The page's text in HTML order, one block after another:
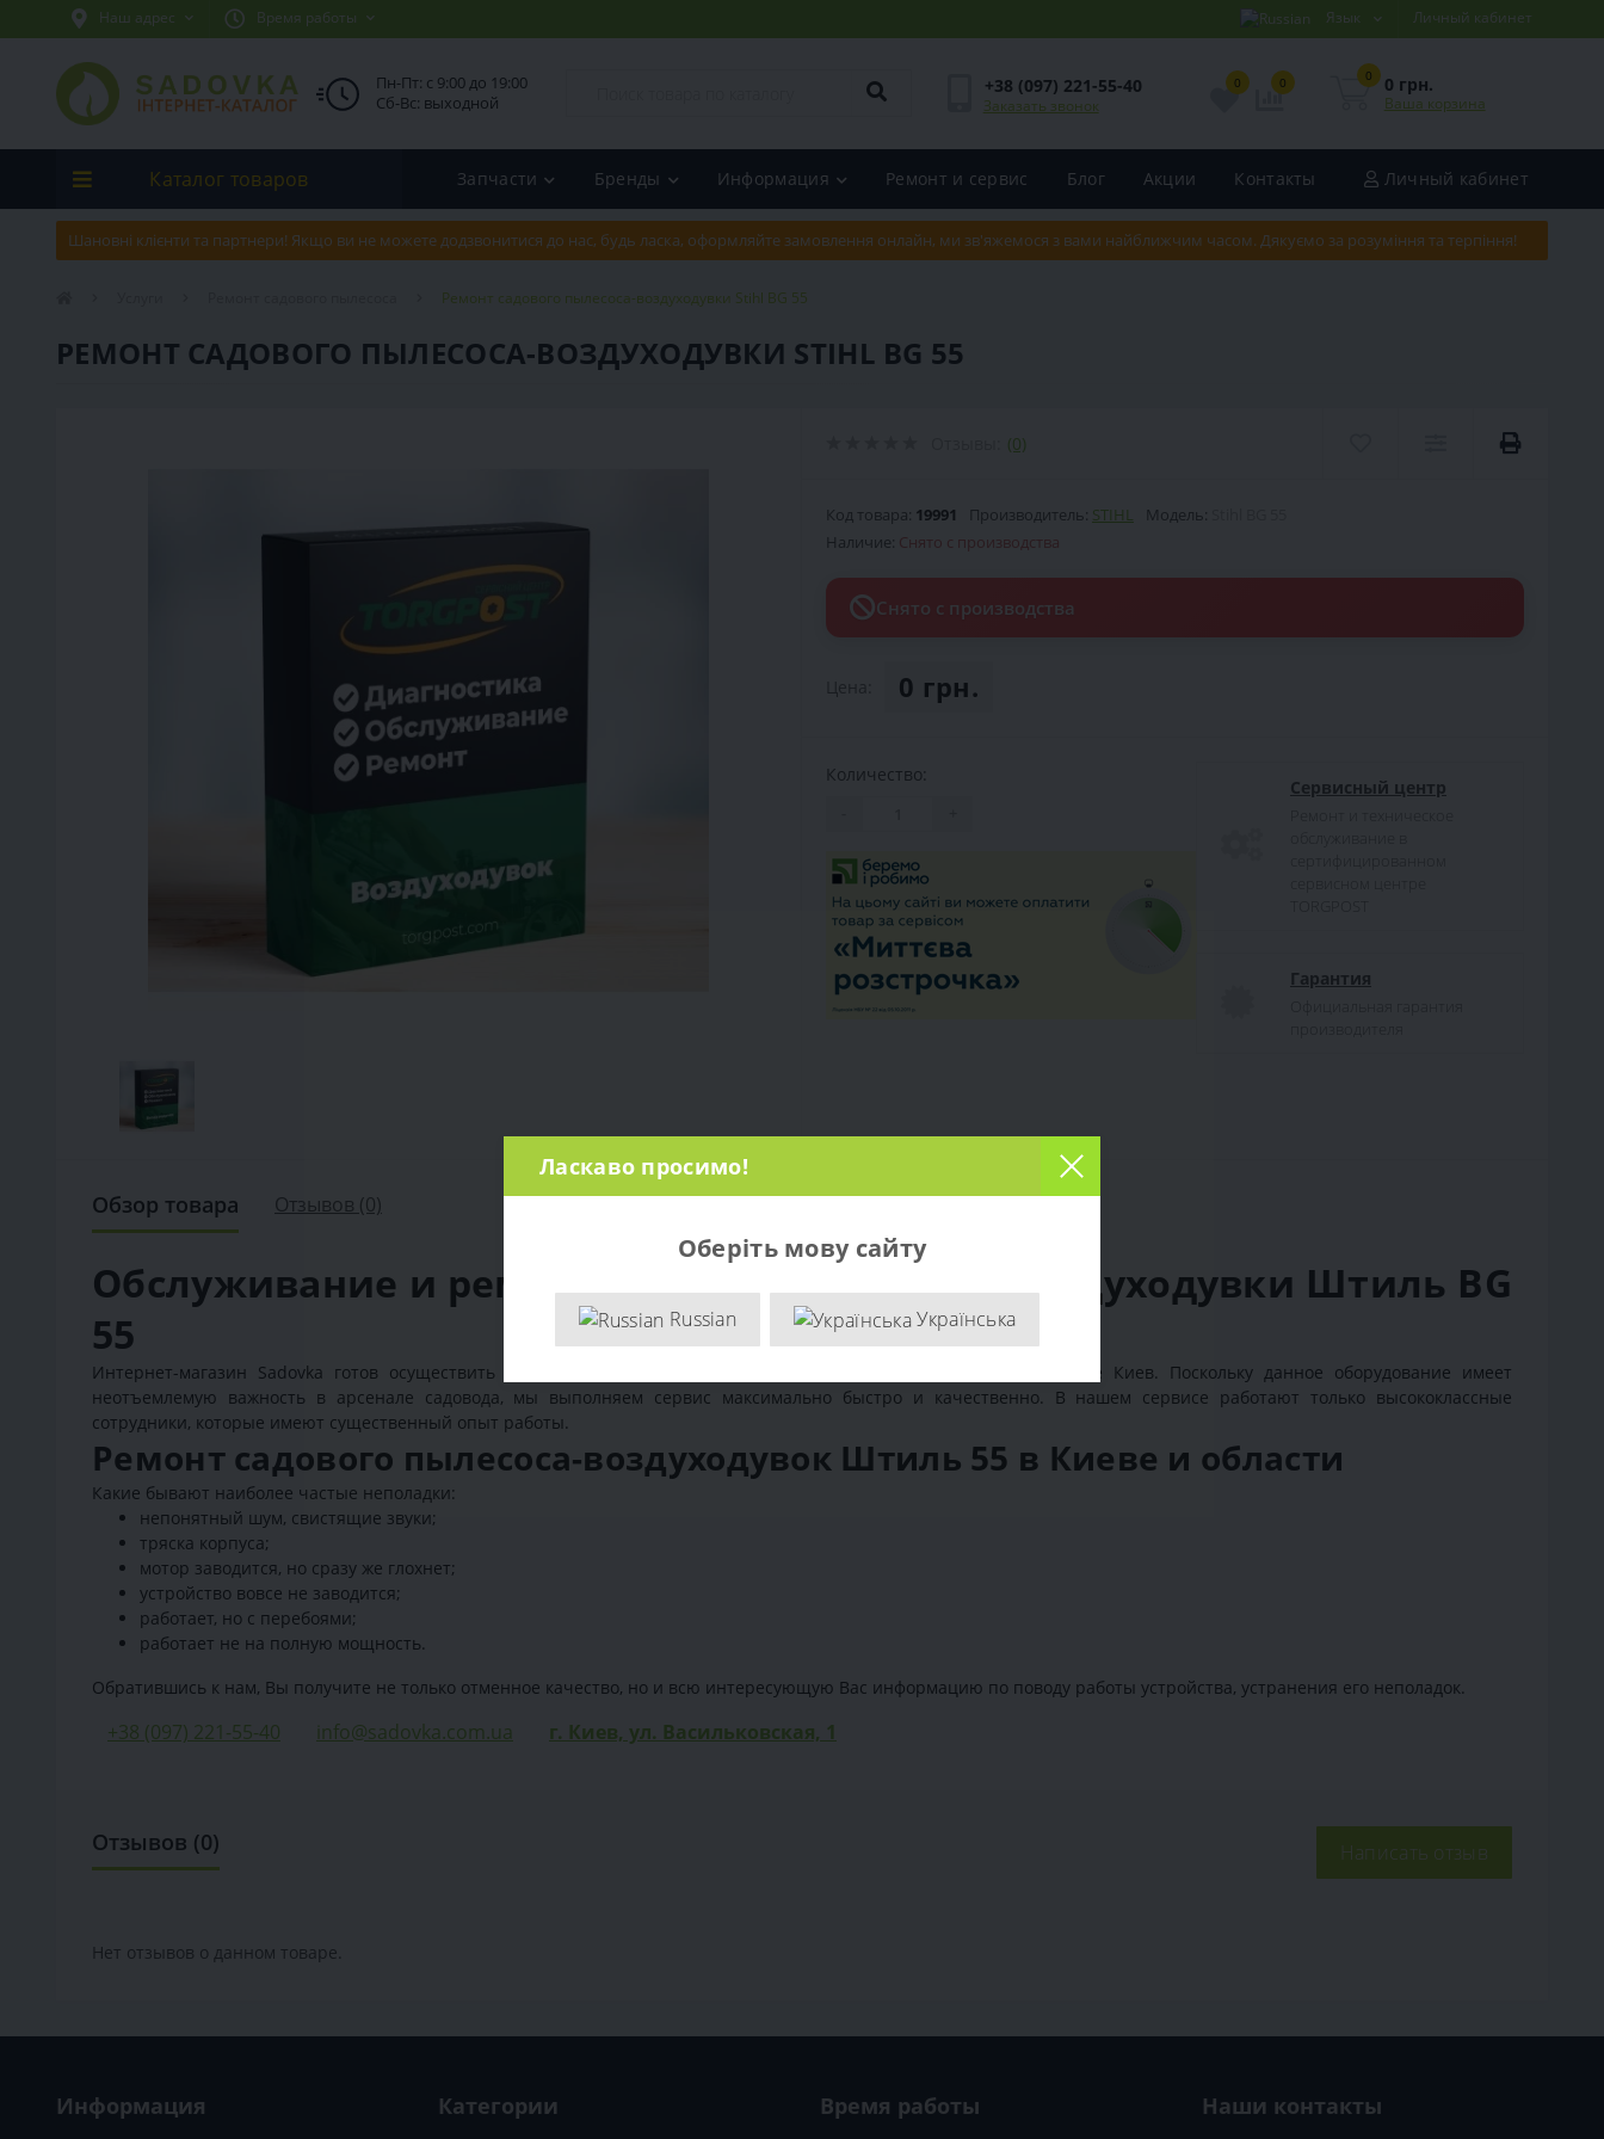
Наш адрес Время работы Язык Личный кабинет
Пн-Пт: с 9:00 до 19:00
Сб-Вс: выходной
+38 (097) 221-55-40
Заказать звонок
0 0 0 0 грн.
Ваша корзина
Каталог товаров Запчасти Бренды Информация Ремонт и сервис Блог Акции Контакты Личный кабинет
Шановні клієнти та партнери! Якщо ви не можете додзвонитися до нас, будь ласка, оформляйте замовлення онлайн, ми зв'яжемося з вами найближчим часом. Дякуємо за розуміння та терпіння!
Ремонт садового пылесоса-воздуходувки Stihl BG 55
РЕМОНТ САДОВОГО ПЫЛЕСОСА-ВОЗДУХОДУВКИ STIHL BG 55
(0)
Код товара: 19991 Производитель: STIHL Модель:
Наличие: Снято с производства
Снято с производства
0 грн.
Количество:
Сервисный центр
Гарантия
Обзор товара Отзывов (0)
Обслуживание и ремонт садового пылесоса-воздуходувки Штиль BG
55
Интернет-магазин Sadovka готов осуществить профессиональный
в городе Киев. Поскольку данное оборудование имеет
неотъемлемую важность в арсенале садовода, мы выполняем сервис максимально быстро и качественно. В нашем сервисе работают только высококлассные
сотрудники, которые имеют существенный опыт работы.
Ремонт садового пылесоса-воздуходувок Штиль 55 в Киеве и области
Какие бывают наиболее частые неполадки:
непонятный шум, свистящие звуки;
тряска корпуса;
мотор заводится, но сразу же глохнет;
устройство вовсе не заводится;
работает, но с перебоями;
работает не на полную мощность.
Обратившись к нам, Вы получите не только отменное качество, но и всю интересующую Вас информацию по поводу работы устройства, устранения его неполадок.
+38 (097) 221-55-40 info@sadovka.com.ua г. Киев, ул. Васильковская, 1
Отзывов (0) Написать отзыв
Нет отзывов о данном товаре.
Информация Категории Время работы Наши контакты
Ласкаво просимо!
Оберіть мову сайту
Russian Українська